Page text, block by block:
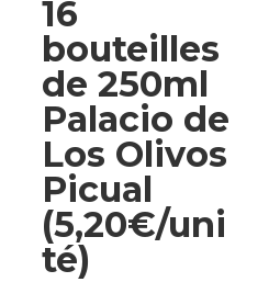
16
bouteilles
de 250ml
Palacio de
Los Olivos
Picual
(5,20€/uni
té)